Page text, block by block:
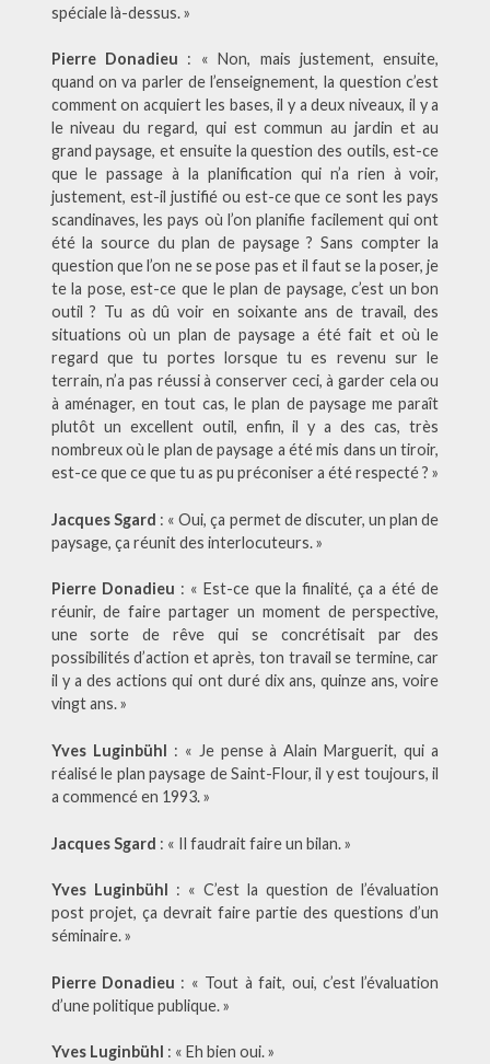
spéciale là-dessus. »
Pierre Donadieu : « Non, mais justement, ensuite,
quand on va parler de l’enseignement, la question c’est
comment on acquiert les bases, il y a deux niveaux, il y a
le niveau du regard, qui est commun au jardin et au
grand paysage, et ensuite la question des outils, est-ce
que le passage à la planification qui n’a rien à voir,
justement, est-il justifié ou est-ce que ce sont les pays
scandinaves, les pays où l’on planifie facilement qui ont
été la source du plan de paysage ? Sans compter la
question que l’on ne se pose pas et il faut se la poser, je
te la pose, est-ce que le plan de paysage, c’est un bon
outil ? Tu as dû voir en soixante ans de travail, des
situations où un plan de paysage a été fait et où le
regard que tu portes lorsque tu es revenu sur le
terrain, n’a pas réussi à conserver ceci, à garder cela ou
à aménager, en tout cas, le plan de paysage me paraît
plutôt un excellent outil, enfin, il y a des cas, très
nombreux où le plan de paysage a été mis dans un tiroir,
est-ce que ce que tu as pu préconiser a été respecté ? »
Jacques Sgard : « Oui, ça permet de discuter, un plan de
paysage, ça réunit des interlocuteurs. »
Pierre Donadieu : « Est-ce que la finalité, ça a été de
réunir, de faire partager un moment de perspective,
une sorte de rêve qui se concrétisait par des
possibilités d’action et après, ton travail se termine, car
il y a des actions qui ont duré dix ans, quinze ans, voire
vingt ans. »
Yves Luginbühl : « Je pense à Alain Marguerit, qui a
réalisé le plan paysage de Saint-Flour, il y est toujours, il
a commencé en 1993. »
Jacques Sgard : « Il faudrait faire un bilan. »
Yves Luginbühl : « C’est la question de l’évaluation
post projet, ça devrait faire partie des questions d’un
séminaire. »
Pierre Donadieu : « Tout à fait, oui, c’est l’évaluation
d’une politique publique. »
Yves Luginbühl : « Eh bien oui. »